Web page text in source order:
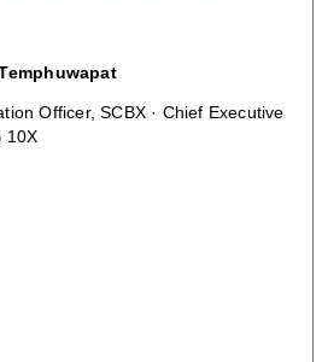
Officer, SCBX · Chief Executive
10X